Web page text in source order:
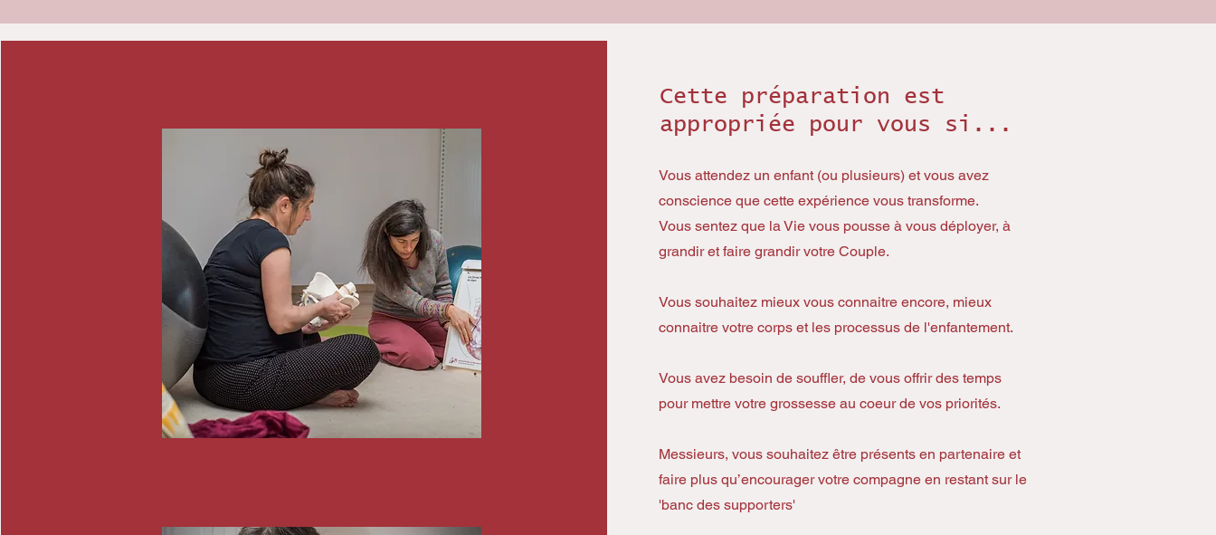
Cette préparation est
appropriée pour vous si...
Vous attendez un enfant (ou plusieurs) et vous avez
conscience que cette expérience vous transforme.
Vous sentez que la Vie vous pousse à vous déployer, à
grandir et faire grandir votre Couple.
Vous souhaitez mieux vous connaitre encore, mieux
connaitre votre corps et les processus de l'enfantement.
Vous avez besoin de souffler, de vous offrir des temps
pour mettre votre grossesse au coeur de vos priorités.
Messieurs, vous souhaitez être présents en partenaire et
faire plus qu’encourager votre compagne en restant sur le
'banc des supporters'